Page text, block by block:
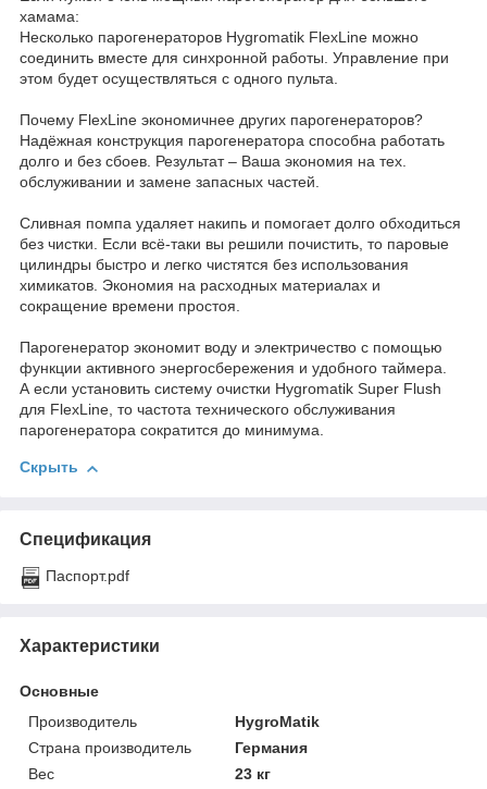
хамама:
Несколько парогенераторов Hygromatik FlexLine можно
соединить вместе для синхронной работы. Управление при
этом будет осуществляться с одного пульта.
Почему FlexLine экономичнее других парогенераторов?
Надёжная конструкция парогенератора способна работать
долго и без сбоев. Результат – Ваша экономия на тех.
обслуживании и замене запасных частей.
Сливная помпа удаляет накипь и помогает долго обходиться
без чистки. Если всё-таки вы решили почистить, то паровые
цилиндры быстро и легко чистятся без использования
химикатов. Экономия на расходных материалах и
сокращение времени простоя.
Парогенератор экономит воду и электричество с помощью
функции активного энергосбережения и удобного таймера.
А если установить систему очистки Hygromatik Super Flush
для FlexLine, то частота технического обслуживания
парогенератора сократится до минимума.
Скрыть
Спецификация
Паспорт.pdf
Характеристики
Основные
Производитель
HygroMatik
Страна производитель
Германия
Вес
23 кг